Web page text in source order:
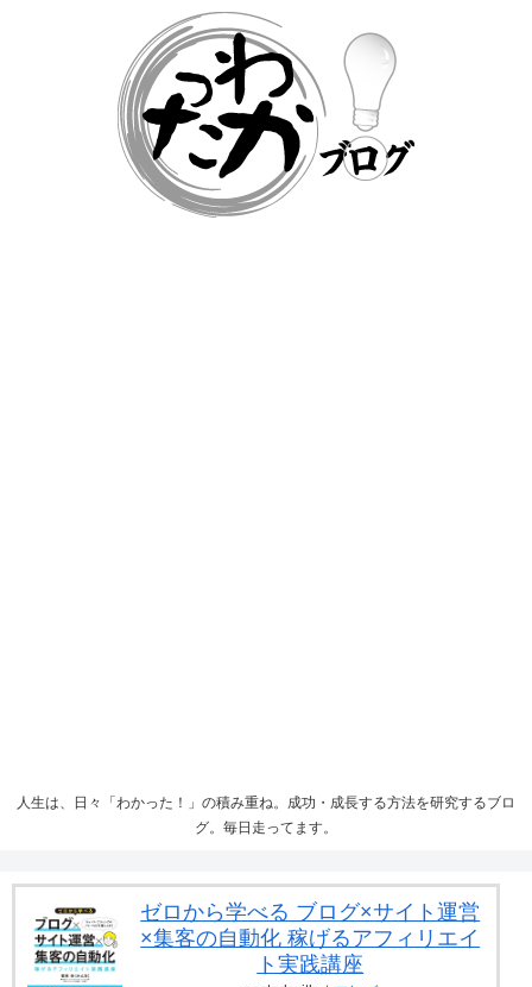
人生は、日々「わかった！」の積み重ね。成功・成長する方法を研究するブロ
グ。毎日走ってます。
ゼロから学べる ブログ×サイト運営
×集客の自動化 稼げるアフィリエイ
ト実践講座